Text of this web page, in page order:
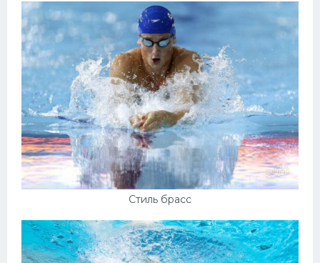
Стиль брасс